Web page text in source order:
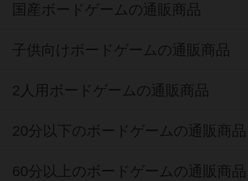
国産ボードゲームの通販商品
子供向けボードゲームの通販商品
2人用ボードゲームの通販商品
20分以下のボードゲームの通販商品
60分以上のボードゲームの通販商品